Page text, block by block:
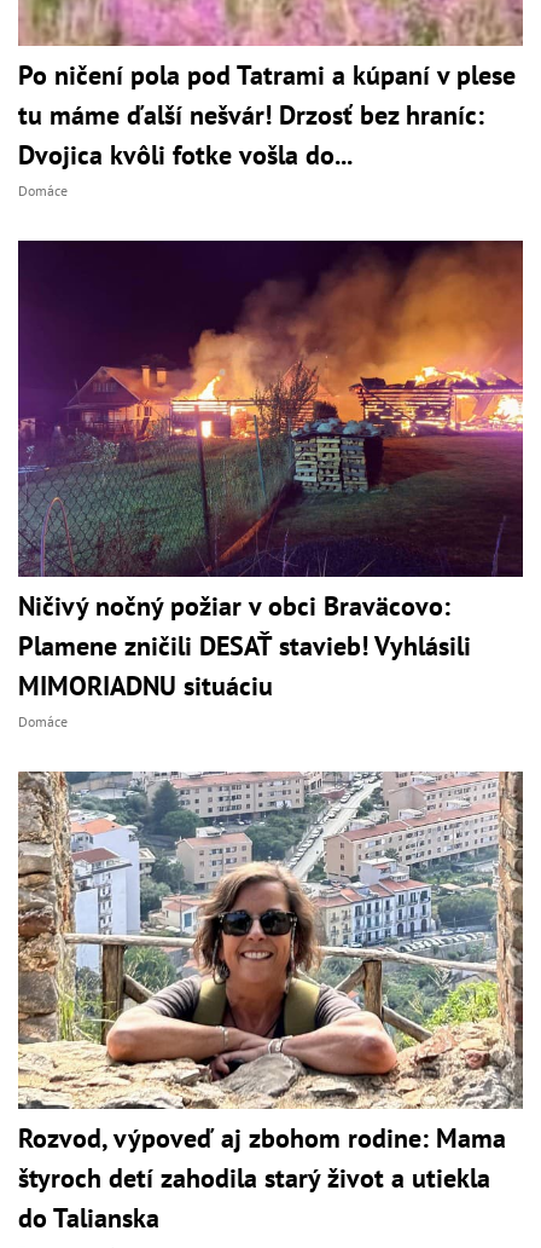
Po ničení pola pod Tatrami a kúpaní v plese
tu máme ďalší nešvár! Drzosť bez hraníc:
Dvojica kvôli fotke vošla do...
Domáce
Ničivý nočný požiar v obci Braväcovo:
Plamene zničili DESAŤ stavieb! Vyhlásili
MIMORIADNU situáciu
Domáce
Rozvod, výpoveď aj zbohom rodine: Mama
štyroch detí zahodila starý život a utiekla
do Talianska